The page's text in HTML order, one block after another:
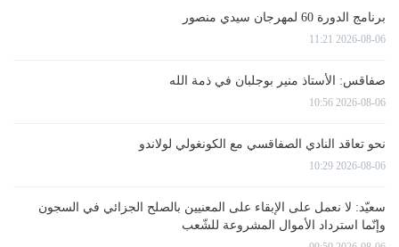
برنامج الدورة 60 لمهرجان سيدي منصور
2026-08-06 11:21
صفاقس: الأستاذ منير بوجلبان في ذمة الله
2026-08-06 10:56
نحو تعاقد النادي الصفاقسي مع الكونغولي لولاندو
2026-08-06 10:29
سعيّد: لا نعمل على الإبقاء على المعنيين بالصلح الجزائي في السجون
وإنّما استرداد الأموال المشروعة للشّعب